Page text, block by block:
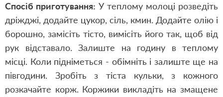
Спосіб приготування: У теплому молоці розведіть
дріжджі, додайте цукор, сіль, кмин. Додайте олію і
борошно, замісіть тісто, вимісіть його так, щоб від
рук відставало. Залиште на годину в теплому
місці. Коли підніметься - обімніть і залиште ще на
півгодини. Зробіть з тіста кульки, з кожного
розкачайте корж. Коржики викладіть на змащене